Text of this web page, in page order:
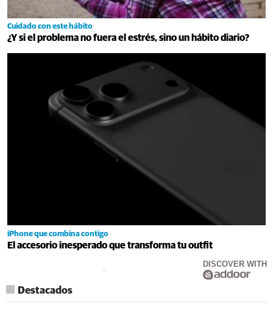
Cuidado con este hábito
¿Y si el problema no fuera el estrés, sino un hábito diario?
iPhone que combina contigo
El accesorio inesperado que transforma tu outfit
DISCOVER WITH
Destacados